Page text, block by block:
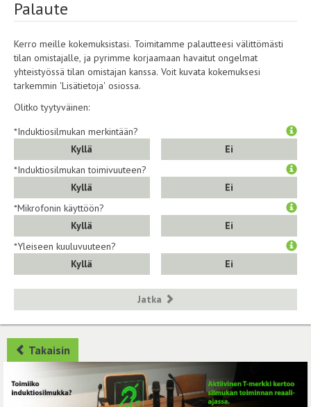
Palaute
Kerro meille kokemuksistasi. Toimitamme palautteesi välittömästi
tilan omistajalle, ja pyrimme korjaamaan havaitut ongelmat
yhteistyössä tilan omistajan kanssa. Voit kuvata kokemuksesi
tarkemmin 'Lisätietoja' osiossa.
Olitko tyytyväinen:
*Induktiosilmukan merkintään?
Kyllä
Ei
*Induktiosilmukan toimivuuteen?
Kyllä
Ei
*Mikrofonin käyttöön?
Kyllä
Ei
*Yleiseen kuuluvuuteen?
Kyllä
Ei
Jatka
Takaisin